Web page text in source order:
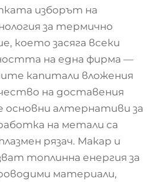
изборът на
за термично
което засяга всеки
на една фирма —
капитали вложения
на доставения
алтернативи за
на метали са
рязач. Макар и
топлинна енергия за
материали,